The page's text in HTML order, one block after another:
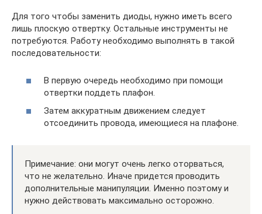
Для того чтобы заменить диоды, нужно иметь всего
лишь плоскую отвертку. Остальные инструменты не
потребуются. Работу необходимо выполнять в такой
последовательности:
В первую очередь необходимо при помощи
отвертки поддеть плафон.
Затем аккуратным движением следует
отсоединить провода, имеющиеся на плафоне.
Примечание: они могут очень легко оторваться,
что не желательно. Иначе придется проводить
дополнительные манипуляции. Именно поэтому и
нужно действовать максимально осторожно.